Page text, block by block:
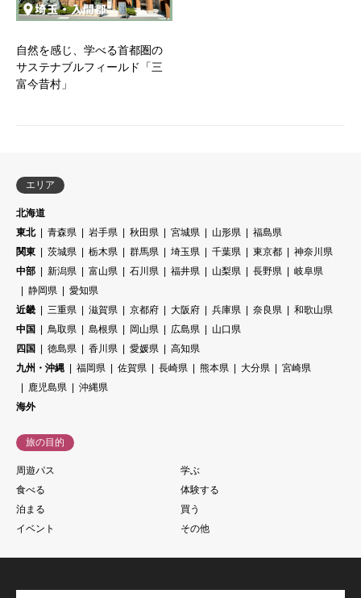
自然を感じ、学べる首都圏の
サステナブルフィールド「三
富今昔村」
エリア
北海道
東北
青森県 岩手県 秋田県 宮城県 山形県
福島県
関東
茨城県 栃木県 群馬県 埼玉県 千葉県 東京都
神奈川県
中部
新潟県 富山県 石川県 福井県 山梨県 長野県
岐阜県
静岡県
愛知県
近畿
三重県 滋賀県 京都府 大阪府 兵庫県 奈良県
和歌山県
中国
鳥取県 島根県 岡山県 広島県
山口県
四国
徳島県 香川県 愛媛県
高知県
九州・沖縄
福岡県 佐賀県 長崎県 熊本県 大分県
宮崎県
鹿児島県
沖縄県
海外
旅の目的
周遊パス
学ぶ
食べる
体験する
泊まる
買う
イベント
その他